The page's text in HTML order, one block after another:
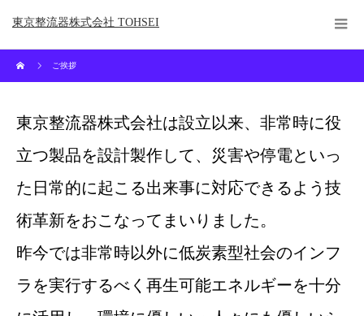
東京整流器株式会社 TOHSEI
ご挨拶
東京整流器株式会社は設立以来、非常時に役
立つ製品を設計製作して、災害や停電といっ
た日常的に起こる出来事に対応できるよう技
術革新をおこなってまいりました。
昨今では非常時以外に低炭素型社会のインフ
ラを実行するべく再生可能エネルギーを十分